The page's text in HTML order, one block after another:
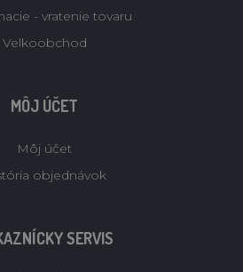
- vratenie tovaru
Velkoobchod
MÔJ ÚČET
Môj účet
objednávok
SERVIS